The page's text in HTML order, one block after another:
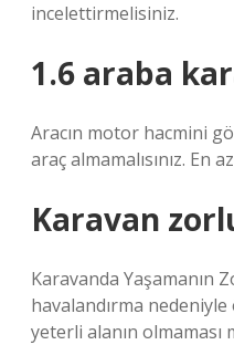
incelettirmelisiniz.
1.6 araba
Aracın motor hacmini
araç almamalısınız. En
Karavan
Karavanda Yaşamanın
havalandırma
yeterli alanın